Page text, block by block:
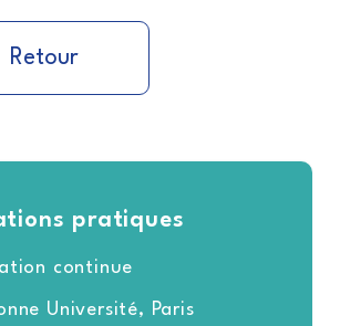
Retour
pratiques
continue
Université, Paris